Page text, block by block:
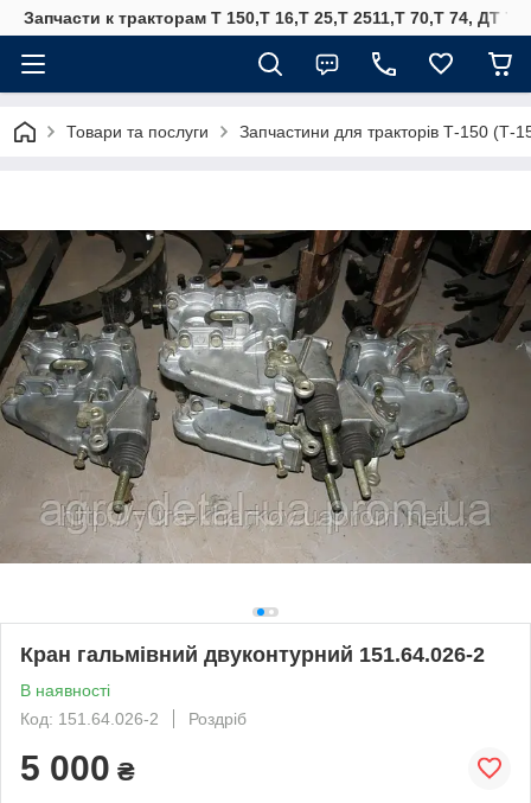
Запчасти к тракторам Т 150,Т 16,Т 25,Т 2511,Т 70,Т 74, ДТ
Товари та послуги Запчастини для тракторів Т-150
Кран гальмівний двуконтурний 151.64.026-2
В наявності
Код: 151.64.026-2
Роздріб
5 000 ₴